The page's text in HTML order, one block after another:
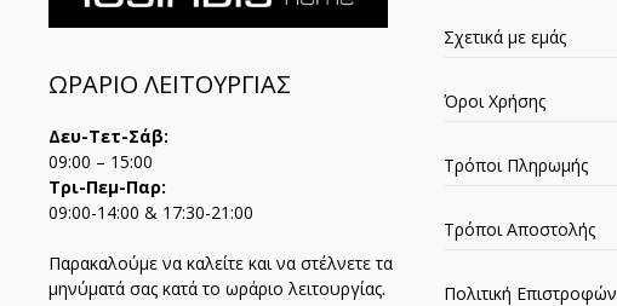
ΩΡΑΡΙΟ ΛΕΙΤΟΥΡΓΙΑΣ
Δευ-Τετ-Σάβ:
09:00 – 15:00
Τρι-Πεμ-Παρ:
09:00-14:00 & 17:30-21:00
Παρακαλούμε να καλείτε και να στέλνετε τα
μηνύματά σας κατά το ωράριο λειτουργίας.
Σχετικά με εμάς
Όροι Χρήσης
Τρόποι Πληρωμής
Τρόποι Αποστολής
Πολιτική Επιστροφών